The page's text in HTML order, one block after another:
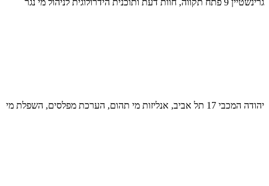
יהודה המכבי 17 תל אביב, אנליזות מי תהום, הערכת מפלסים, השפלת מי